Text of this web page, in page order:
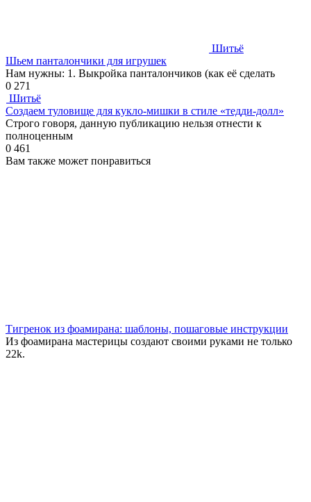
Шитьё
Шьем панталончики для игрушек
Нам нужны: 1. Выкройка панталончиков (как её сделать
0 271
Шитьё
Создаем туловище для кукло-мишки в стиле «тедди-долл»
Строго говоря, данную публикацию нельзя отнести к
полноценным
0 461
Вам также может понравиться
Тигренок из фоамирана: шаблоны, пошаговые инструкции
Из фоамирана мастерицы создают своими руками не только
22k.